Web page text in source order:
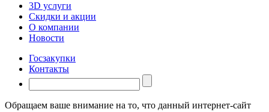
3D услуги
Скидки и акции
О компании
Новости
Госзакупки
Контакты
Обращаем ваше внимание на то, что данный интернет-сайт